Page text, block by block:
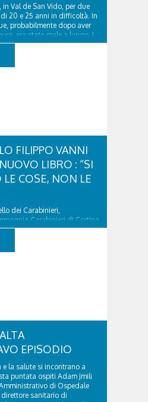
Val de San Vido, per due
20 e 25 anni in difficoltà. In
probabilmente dopo aver
era stato male a lungo. I
passato...
FILIPPO VANNI
LIBRO : “SI
COSE, NON LE
dei Carabinieri,
Carabinieri di Cortina
esperto di legislazione
è l’ideatore del progetto di
EPISODIO
la salute si incontrano a
puntata ospiti Adam Jmili
di Ospedale
sanitario di